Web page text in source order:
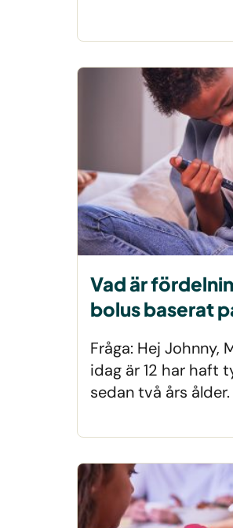
Vad är
bolus baserat
Fråga: Hej Johnny,
idag är 12 har haft
sedan två års